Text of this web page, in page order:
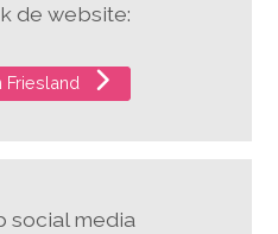
de website:
Friesland
social media